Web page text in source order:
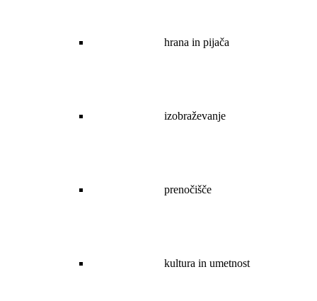
hrana in pijača
izobraževanje
prenočišče
kultura in umetnost